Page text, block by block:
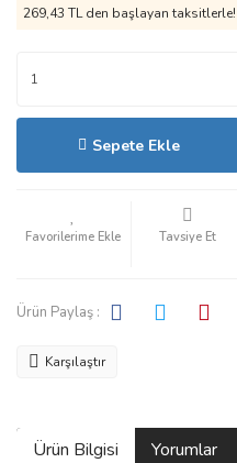
269,43 TL den başlayan taksitlerle!
Sepete Ekle
Tavsiye Et
Ürün Paylaş :
Karşılaştır
Ürün Bilgisi Yorumlar